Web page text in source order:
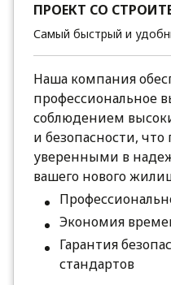
ПРОЕКТ СО
Самый быстрый и
Наша компания
профессиональное
соблюдением
и безопасности,
уверенными в
вашего нового
Экономия
Гарантия
стандартов